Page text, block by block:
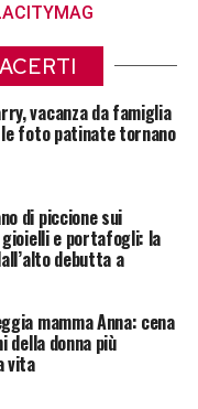
vacanza da famiglia
foto patinate tornano
di piccione sui
e portafogli: la
debutta a
mamma Anna: cena
della donna più
vita